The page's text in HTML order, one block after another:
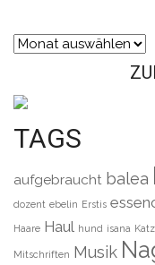
Archiv
TAGS
aufgebraucht balea
dozent ebelin Erstis
Haare Haul hund isana
Mitschriften Musik